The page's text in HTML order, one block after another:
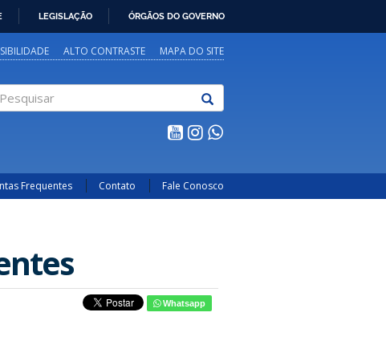
LEGISLAÇÃO ÓRGÃOS DO GOVERNO
ALTO CONTRASTE MAPA DO SITE
Frequentes Contato Fale Conosco
Whatsapp